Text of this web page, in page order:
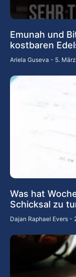
Emunah und
kostbaren
Ariela Guseva 5.
Was hat
Schicksal zu
Dajan Raphael Evers